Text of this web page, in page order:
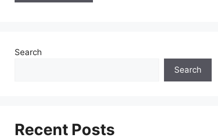
Search
Search
Recent Posts